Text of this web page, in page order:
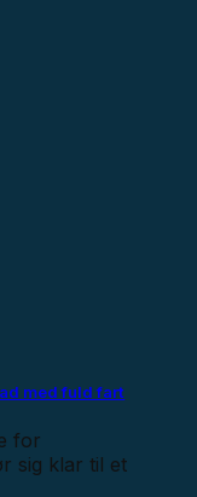
med fuld fart
for
sig klar til et